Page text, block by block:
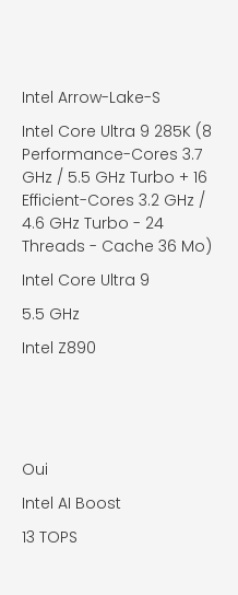
Intel Arrow-Lake-S
Intel Core Ultra 9 285K (8
Performance-Cores 3.7
GHz / 5.5 GHz Turbo + 16
Efficient-Cores 3.2 GHz /
4.6 GHz Turbo - 24
Threads - Cache 36 Mo)
Intel Core Ultra 9
5.5 GHz
Intel Z890
Oui
Intel AI Boost
13 TOPS